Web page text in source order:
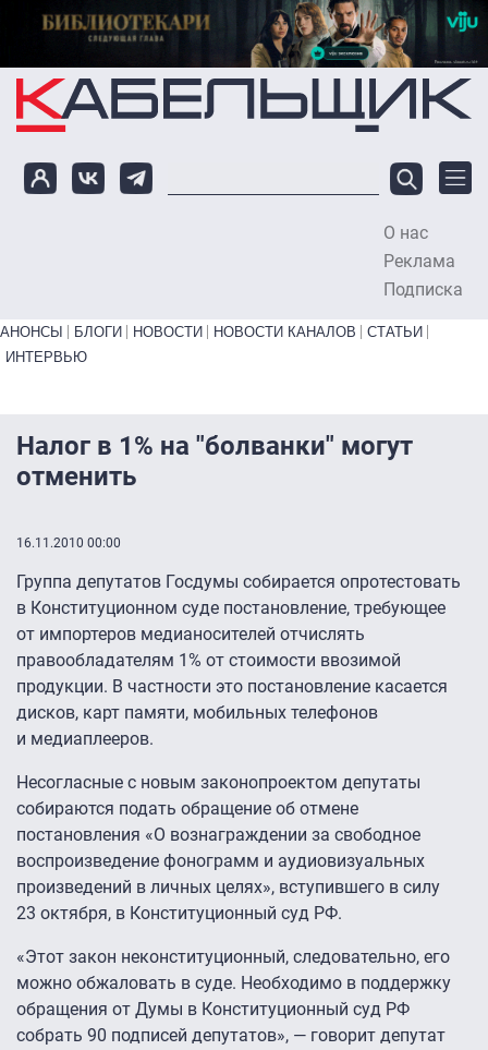
Перейти к основному содержанию
О нас
Реклама
Подписка
Primary links bottom
АНОНСЫ БЛОГИ НОВОСТИ НОВОСТИ КАНАЛОВ
СТАТЬИ
ИНТЕРВЬЮ
Налог в 1% на "болванки" могут
отменить
16.11.2010 00:00
Группа депутатов Госдумы собирается опротестовать
в Конституционном суде постановление, требующее
от импортеров медианосителей отчислять
правообладателям 1% от стоимости ввозимой
продукции. В частности это постановление касается
дисков, карт памяти, мобильных телефонов
и медиаплееров.
Несогласные с новым законопроектом депутаты
собираются подать обращение об отмене
постановления «О вознаграждении за свободное
воспроизведение фонограмм и аудиовизуальных
произведений в личных целях», вступившего в силу
23 октября, в Конституционный суд РФ.
«Этот закон неконституционный, следовательно, его
можно обжаловать в суде. Необходимо в поддержку
обращения от Думы в Конституционный суд РФ
собрать 90 подписей депутатов», — говорит депутат